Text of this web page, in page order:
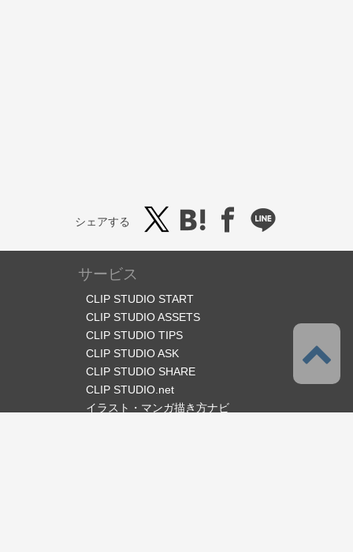
シェアする
サービス
CLIP STUDIO START
CLIP STUDIO ASSETS
CLIP STUDIO TIPS
CLIP STUDIO ASK
CLIP STUDIO SHARE
CLIP STUDIO.net
イラスト・マンガ描き方ナビ